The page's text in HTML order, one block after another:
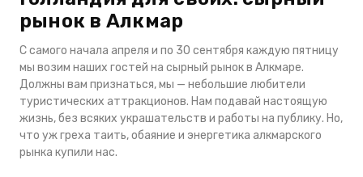
рынок в Алкмар
С самого начала апреля и по 30 сентября каждую пятницу
мы возим наших гостей на сырный рынок в Алкмаре.
Должны вам признаться, мы — небольшие любители
туристических аттракционов. Нам подавай настоящую
жизнь, без всяких украшательств и работы на публику. Но,
что уж греха таить, обаяние и энергетика алкмарского
рынка купили нас.